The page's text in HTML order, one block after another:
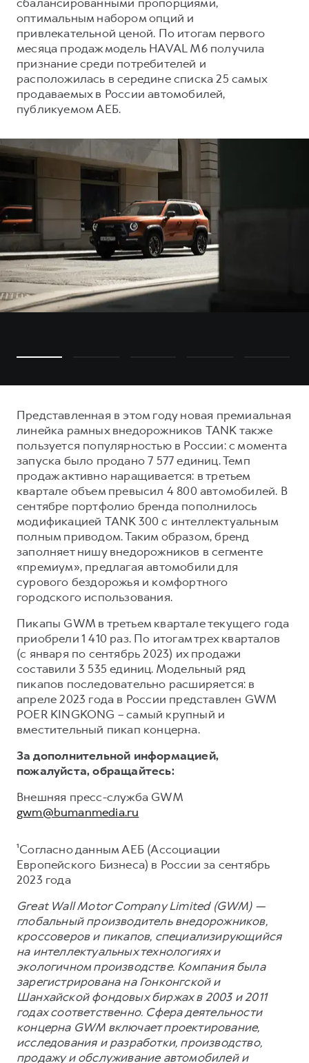
оптимальным набором опций и
привлекательной ценой. По итогам первого
месяца продаж модель HAVAL M6 получила
признание среди потребителей и
расположилась в середине списка 25 самых
продаваемых в России автомобилей,
публикуемом АЕБ.
Представленная в этом году новая премиальная
линейка рамных внедорожников TANK также
пользуется популярностью в России: с момента
запуска было продано 7 577 единиц. Темп
продаж активно наращивается: в третьем
квартале объем превысил 4 800 автомобилей. В
сентябре портфолио бренда пополнилось
модификацией TANK 300 с интеллектуальным
полным приводом. Таким образом, бренд
заполняет нишу внедорожников в сегменте
«премиум», предлагая автомобили для
сурового бездорожья и комфортного
городского использования.
Пикапы GWM в третьем квартале текущего года
приобрели 1 410 раз. По итогам трех кварталов
(с января по сентябрь 2023) их продажи
составили 3 535 единиц. Модельный ряд
пикапов последовательно расширяется: в
апреле 2023 года в России представлен GWM
POER KINGKONG – самый крупный и
вместительный пикап концерна.
За дополнительной информацией,
пожалуйста, обращайтесь:
Внешняя пресс-служба GWM
gwm@bumanmedia.ru
¹Согласно данным АЕБ (Ассоциации
Европейского Бизнеса) в России за сентябрь
2023 года
Great Wall Motor Company Limited (GWM) —
глобальный производитель внедорожников,
кроссоверов и пикапов, специализирующийся
на интеллектуальных технологиях и
экологичном производстве. Компания была
зарегистрирована на Гонконгской и
Шанхайской фондовых биржах в 2003 и 2011
годах соответственно. Сфера деятельности
концерна GWM включает проектирование,
исследования и разработки, производство,
продажу и обслуживание автомобилей и